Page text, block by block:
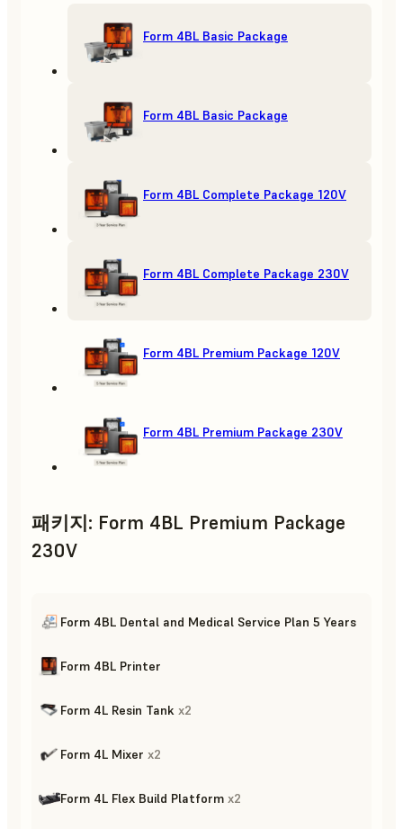
Form 4BL Basic Package
Form 4BL Basic Package
Form 4BL Complete Package 120V
Form 4BL Complete Package 230V
Form 4BL Premium Package 120V
Form 4BL Premium Package 230V
패키지: Form 4BL Premium Package
230V
Form 4BL Dental and Medical Service Plan 5 Years
Form 4BL Printer
Form 4L Resin Tank x2
Form 4L Mixer x2
Form 4L Flex Build Platform x2